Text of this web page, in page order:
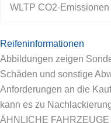
WLTP CO2-
Reifeninformationen
Abbildungen zeigen
Schäden und sonstige
Anforderungen an die
kann es zu
ÄHNLICHE FAHRZEUGE